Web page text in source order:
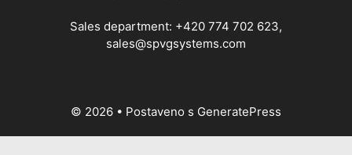
Sales department: +420 774 702 623,
sales@spvgsystems.com
© 2026 • Postaveno s GeneratePress